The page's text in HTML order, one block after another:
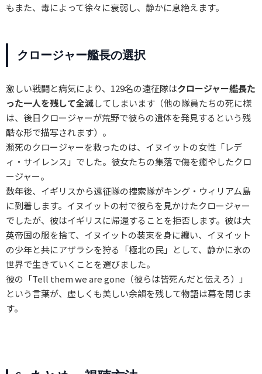
もまた、毒によって徐々に衰弱し、静かに息絶えます。
クロージャー艦長の選択
激しい戦闘と病気により、129名の遠征隊はクロージャー艦長た
った一人を残して全滅してしまいます（他の隊員たちの死に様
は、後日クロージャーが荒野で彼らの遺体を発見するという残
酷な形で描写されます）。
瀕死のクロージャーを救ったのは、イヌイットの女性「レデ
ィ・サイレンス」でした。彼女たちの集落で傷を癒やしたクロ
ージャー。
数年後、イギリスから遠征隊の捜索隊がキング・ウィリアム島
に到着します。イヌイットの村で彼らを見かけたクロージャー
でしたが、彼はイギリスに帰還することを拒否します。彼は大
英帝国の服を捨て、イヌイットの装束を身に纏い、イヌイット
の少年と共にアザラシを狩る「極北の民」として、静かに氷の
世界で生きていくことを選びました。
彼の「Tell them we are gone（彼らは皆死んだと伝えろ）」
という言葉が、虚しくも美しい余韻を残して物語は幕を閉じま
す。